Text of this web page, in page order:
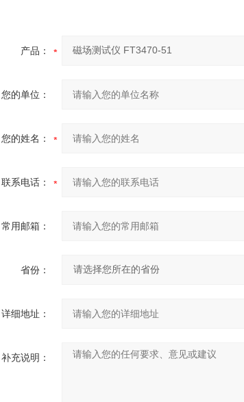
产品：
您的单位：
您的姓名：
联系电话：
常用邮箱：
省份：
详细地址：
补充说明：